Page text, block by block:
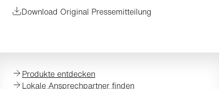
Download Original Pressemitteilung
Produkte entdecken
Lokale Ansprechpartner finden